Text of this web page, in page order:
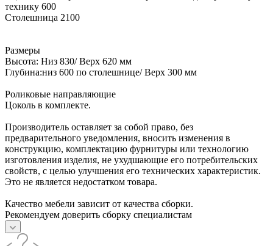
технику 600
Столешница 2100
Размеры
Высота: Низ 830/ Верх 620 мм
Глубина:низ 600 по столешнице/ Верх 300 мм
Роликовые направляющие
Цоколь в комплекте.
Производитель оставляет за собой право, без
предварительного уведомления, вносить изменения в
конструкцию, комплектацию фурнитуры или технологию
изготовления изделия, не ухудшающие его потребительских
свойств, с целью улучшения его технических характеристик.
Это не является недостатком товара.
Качество мебели зависит от качества сборки.
Рекомендуем доверить сборку специалистам